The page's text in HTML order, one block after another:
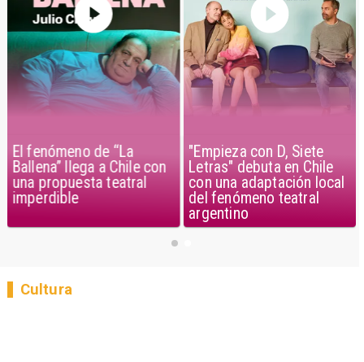
El fenómeno de “La
Ballena” llega a Chile con
una propuesta teatral
imperdible
"Empieza con D, Siete
Letras" debuta en Chile
con una adaptación local
del fenómeno teatral
argentino
Cultura